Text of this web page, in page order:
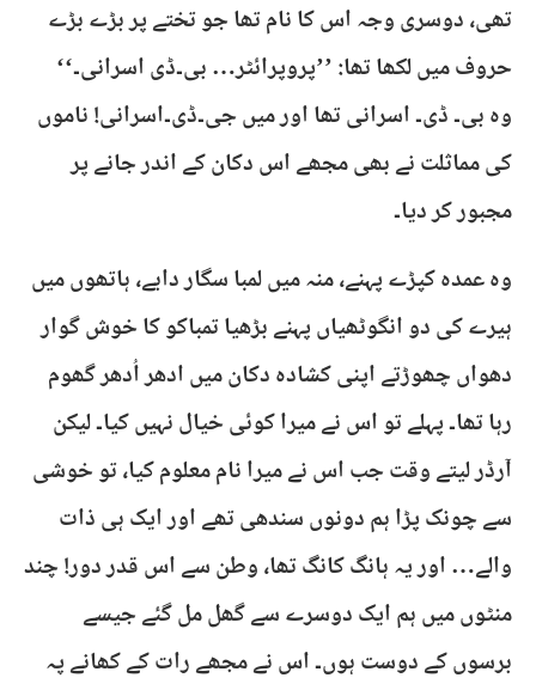
تھی، دوسری وجہ اس کا نام تھا جو تختے پر بڑے بڑے
حروف میں لکھا تھا: ’’پروپرائٹر… بی۔ڈی اسرانی۔‘‘
وہ بی۔ ڈی۔ اسرانی تھا اور میں جی۔ڈی۔اسرانی! ناموں
کی مماثلت نے بھی مجھے اس دکان کے اندر جانے پر
مجبور کر دیا۔
وہ عمدہ کپڑے پہنے، منہ میں لمبا سگار دابے، ہاتھوں میں
ہیرے کی دو انگوٹھیاں پہنے بڑھیا تمباکو کا خوش گوار
دھواں چھوڑتے اپنی کشادہ دکان میں ادھر اُدھر گھوم
رہا تھا۔ پہلے تو اس نے میرا کوئی خیال نہیں کیا۔ لیکن
آرڈر لیتے وقت جب اس نے میرا نام معلوم کیا، تو خوشی
سے چونک پڑا ہم دونوں سندھی تھے اور ایک ہی ذات
والے… اور یہ ہانگ کانگ تھا، وطن سے اس قدر دور! چند
منٹوں میں ہم ایک دوسرے سے گھل مل گئے جیسے
برسوں کے دوست ہوں۔ اس نے مجھے رات کے کھانے پہ